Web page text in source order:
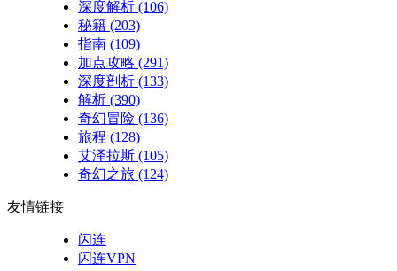
深度解析 (106)
秘籍 (203)
指南 (109)
加点攻略 (291)
深度剖析 (133)
解析 (390)
奇幻冒险 (136)
旅程 (128)
艾泽拉斯 (105)
奇幻之旅 (124)
友情链接
闪连
闪连VPN